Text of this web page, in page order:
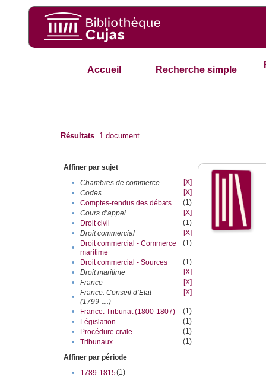
Accueil Recherche simple
Résultats 1 document
Affiner par sujet
•
Chambres de commerce
[X]
•
Codes
[X]
•
Comptes-rendus des débats
(1)
•
Cours d’appel
[X]
•
Droit civil
(1)
•
Droit commercial
[X]
•
Droit commercial - Commerce
maritime
(1)
• Droit commercial - Sources
(1)
•
Droit maritime
[X]
•
France
[X]
•
France. Conseil d’Etat
(1799-....)
[X]
• France. Tribunat (1800-1807)
(1)
•
Législation
(1)
•
Procédure civile
(1)
•
Tribunaux
(1)
Affiner par période
•
1789-1815(1)